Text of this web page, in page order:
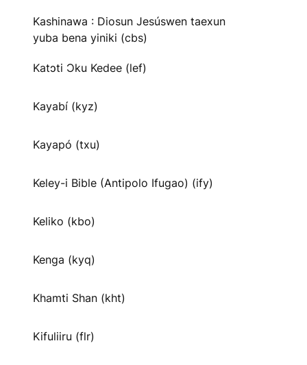
Kashinawa : Diosun Jesúswen taexun
yuba bena yiniki (cbs)
Katɔti Ɔku Kedee (lef)
Kayabí (kyz)
Kayapó (txu)
Keley-i Bible (Antipolo Ifugao) (ify)
Keliko (kbo)
Kenga (kyq)
Khamti Shan (kht)
Kifuliiru (flr)